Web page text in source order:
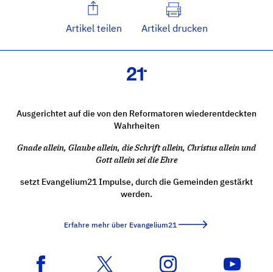
Artikel teilen Artikel drucken
Ausgerichtet auf die von den Reformatoren wiederentdeckten
Wahrheiten
Gnade allein, Glaube allein, die Schrift allein, Christus allein und
Gott allein sei die Ehre
setzt Evangelium21 Impulse, durch die Gemeinden gestärkt
werden.
Erfahre mehr über Evangelium21